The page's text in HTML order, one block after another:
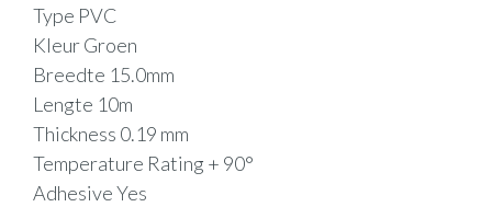
Type PVC
Kleur Groen
Breedte 15.0mm
Lengte 10m
Thickness 0.19 mm
Temperature Rating + 90°
Adhesive Yes